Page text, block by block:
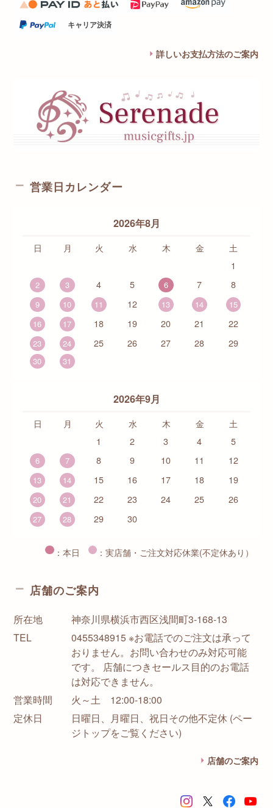
キャリア決済
詳しいお支払方法のご案内
営業日カレンダー
2026年8月
日 月 火 水 木 金
土
1
2 3 4 5 6 7 8
9 10 11 12 13 14
15
16
17 18 19 20 21 22
23 24 25 26 27 28 29
30 31
2026年9月
日 月 火 水 木 金
土
1
2 3 4 5
6 7 8 9 10 11 12
13 14 15 16 17 18 19
20 21 22 23 24 25 26
27 28 29 30
：本日 ：実店舗・ご注文対応休業(不定休あり）
店舗のご案内
所在地
神奈川県横浜市西区浅間町3-168-13
TEL
0455348915 ※お電話でのご注文は承って
おりません。お問い合わせのみ対応可能
です。 店舗につきセールス目的のお電話
は対応できません。
営業時間
火～土 12:00-18:00
定休日
日曜日、月曜日、祝日その他不定休 (ペー
ジトップをご覧ください)
店舗のご案内